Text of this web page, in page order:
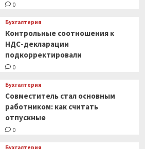
0
Бухгалтерия
Контрольные соотношения к
НДС-декларации
подкорректировали
0
Бухгалтерия
Совместитель стал основным
работником: как считать
отпускные
0
Бухгалтерия